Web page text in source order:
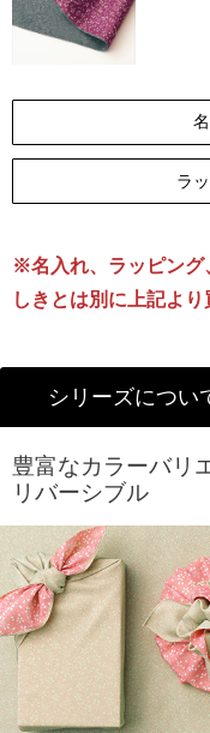
ラ
リボン包装
[無料]
※名入れ、ラッピング
しきとは別に上記より
シリーズについ
豊富なカラーバリ
リバーシブル